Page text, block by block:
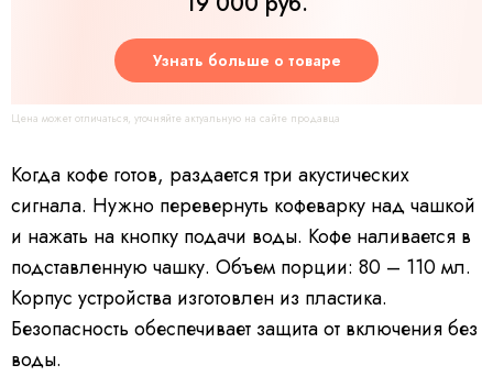
Узнать больше о товаре
Цена может отличаться, уточняйте актуальную на сайте продавца
Когда кофе готов, раздается три акустических
сигнала. Нужно перевернуть кофеварку над чашкой
и нажать на кнопку подачи воды. Кофе наливается в
подставленную чашку. Объем порции: 80 – 110 мл.
Корпус устройства изготовлен из пластика.
Безопасность обеспечивает защита от включения без
воды.